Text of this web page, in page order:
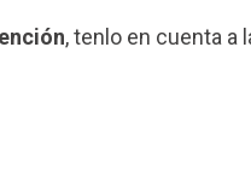
, tenlo en cuenta a